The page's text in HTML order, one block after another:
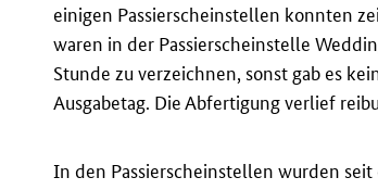
einigen Passierscheinstellen konnten
waren in der Passierscheinstelle
Stunde zu verzeichnen, sonst gab es
Ausgabetag. Die Abfertigung verlief
In den Passierscheinstellen wurden